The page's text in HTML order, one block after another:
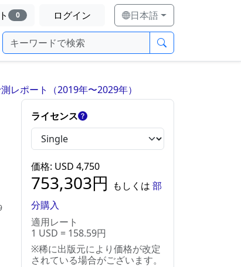
0 ログイン 日本語
レポート（2019年〜2029年）
ライセンス
価格: USD 4,750
753,303円 もしくは 部
分購入
適用レート
1 USD = 158.59円
※稀に出版元により価格が改定
されている場合がございます。